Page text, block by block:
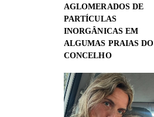
AGLOMERADOS DE
PARTÍCULAS
INORGÂNICAS EM
ALGUMAS PRAIAS DO
CONCELHO